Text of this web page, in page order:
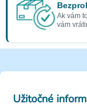
Ak vám
vám
Užitočné